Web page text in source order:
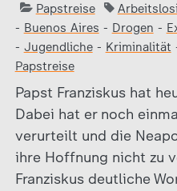
Papstreise
- Buenos Aires - Drogen -
- Jugendliche- Kriminalität
Papstreise
Papst Franziskus hat
Dabei hat er noch
verurteilt und die
ihre Hoffnung nicht zu
Franziskus deutliche